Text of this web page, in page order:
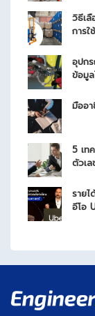
วิธีเ
การใ
อุปก
ข้อมูล
มืออ
5 เท
ตัวเ
รายไ
อีโอ